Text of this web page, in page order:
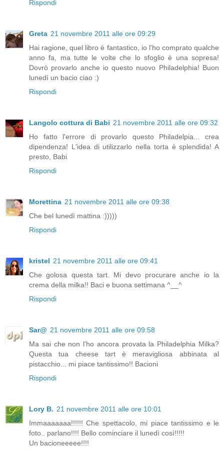
Rispondi
Greta 21 novembre 2011 alle ore 09:29
Hai ragione, quel libro è fantastico, io l'ho comprato qualche
anno fa, ma tutte le volte che lo sfoglio è una sopresa!
Dovrò provarlo anche io questo nuovo Philadelphia! Buon
lunedì un bacio ciao :)
Rispondi
Langolo cottura di Babi 21 novembre 2011 alle ore 09:32
Ho fatto l'errore di provarlo questo Philadelpia... crea
dipendenza! L'idea di utilizzarlo nella torta è splendida! A
presto, Babi
Rispondi
Morettina 21 novembre 2011 alle ore 09:38
Che bel lunedì mattina :)))))
Rispondi
kristel 21 novembre 2011 alle ore 09:41
Che golosa questa tart. Mi devo procurare anche io la
crema della milka!! Baci e buona settimana ^__^
Rispondi
Sar@ 21 novembre 2011 alle ore 09:58
Ma sai che non l'ho ancora provata la Philadelphia Milka?
Questa tua cheese tart è meravigliosa abbinata al
pistacchio... mi piace tantissimo!! Bacioni
Rispondi
Lory B. 21 novembre 2011 alle ore 10:01
Immaaaaaaa!!!!!! Che spettacolo, mi piace tantissimo e le
foto.. parlano!!!! Bello cominciare il lunedì così!!!!!
Un bacioneeeee!!!!